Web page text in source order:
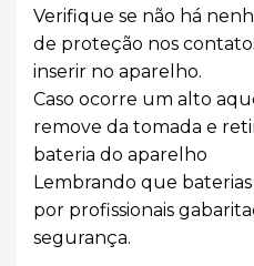
Verifique se não há
de proteção nos
inserir no aparelho.
Caso ocorre um alto
remove da tomada e
bateria do aparelho
Lembrando que
por profissionais
segurança.